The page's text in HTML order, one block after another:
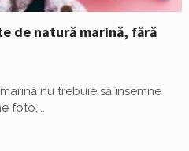
de natură marină, fără
nu trebuie să însemne
foto,...